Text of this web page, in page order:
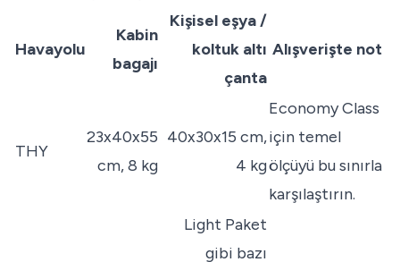
Havayolu
Kabin
bagajı
Kişisel eşya /
koltuk altı
çanta
Alışverişte not
THY
23x40x55
cm, 8 kg
40x30x15 cm,
4 kg
Economy Class
için temel
ölçüyü bu sınırla
karşılaştırın.
Light Paket
gibi bazı